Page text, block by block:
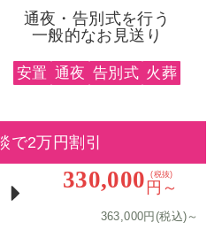
通夜・告別式を行う
一般的なお見送り
安置 通夜 告別式 火葬
で2万円割引
330,000 (税抜)
円～
363,000円(税込)～